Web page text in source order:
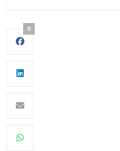
0